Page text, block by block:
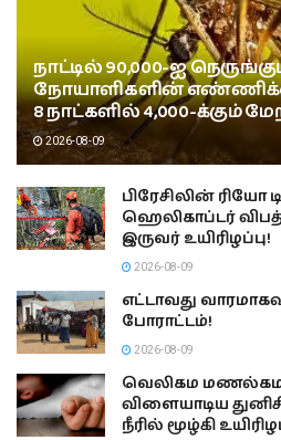
நாட்டில் 90,000-ஐ
நோயாளிகளின்
8 நாட்களில் 4,000-க்கும்
2026-08-09
பிரேசிலின் ரியோ
ஹெலிகாப்டர்
இருவர் உயிரிழப்பு!
2026-08-09
எட்டாவது
போராட்டம்!
2026-08-09
வெலிகம மணல்கம
விளையாடிய
நீரில் மூழ்கி